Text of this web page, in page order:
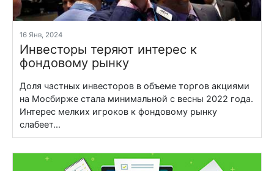
16 Янв, 2024
Инвесторы теряют интерес к
фондовому рынку
Доля частных инвесторов в объеме торгов акциями
на Мосбирже стала минимальной с весны 2022 года.
Интерес мелких игроков к фондовому рынку
слабеет...